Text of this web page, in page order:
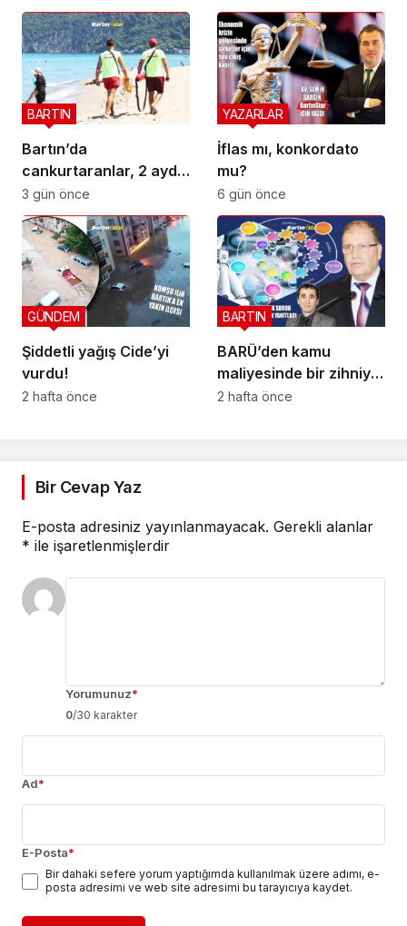
Bartın’da
cankurtaranlar, 2 ayda
bakın kaç hayat
kurtardı?
BARTIN
3 gün önce
İflas mı, konkordato
mu?
YAZARLAR
6 gün önce
Şiddetli yağış Cide’yi
vurdu!
GÜNDEM
2 hafta önce
BARÜ’den kamu
maliyesinde bir zihniyet
devrimi; BİS-ALYS
BARTIN
2 hafta önce
Bir Cevap Yaz
E-posta adresiniz yayınlanmayacak. Gerekli alanlar
* ile işaretlenmişlerdir
Yorumunuz*
0/30 karakter
Ad*
E-Posta*
Bir dahaki sefere yorum yaptığımda kullanılmak üzere adımı, e-
posta adresimi ve web site adresimi bu tarayıcıya kaydet.